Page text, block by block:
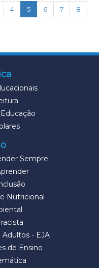
4 5(current)
6 7
8
Sempre
Nutricional
Adultos - EJA
de Ensino